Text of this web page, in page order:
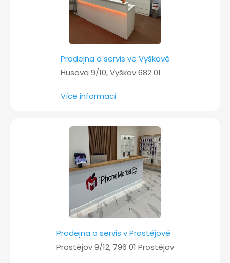
Prodejna a servis ve Vyškově
Husova 9/10, Vyškov 682 01
Více informací
Prodejna a servis v Prostějově
Prostějov 9/12, 796 01 Prostějov